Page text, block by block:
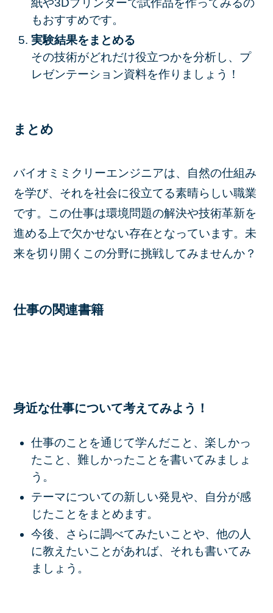
紙や3Dプリンターで試作品を作ってみるの
もおすすめです。
実験結果をまとめる
その技術がどれだけ役立つかを分析し、プ
レゼンテーション資料を作りましょう！
まとめ
バイオミミクリーエンジニアは、自然の仕組み
を学び、それを社会に役立てる素晴らしい職業
です。この仕事は環境問題の解決や技術革新を
進める上で欠かせない存在となっています。未
来を切り開くこの分野に挑戦してみませんか？
仕事の関連書籍
身近な仕事について考えてみよう！
仕事のことを通じて学んだこと、楽しかっ
たこと、難しかったことを書いてみましょ
う。
テーマについての新しい発見や、自分が感
じたことをまとめます。
今後、さらに調べてみたいことや、他の人
に教えたいことがあれば、それも書いてみ
ましょう。